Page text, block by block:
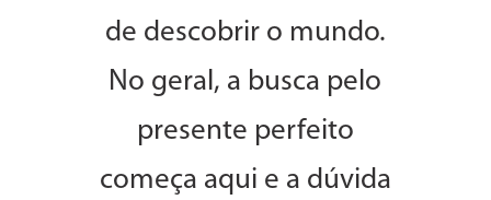
de descobrir o mundo.
No geral, a busca pelo
presente perfeito
começa aqui e a dúvida